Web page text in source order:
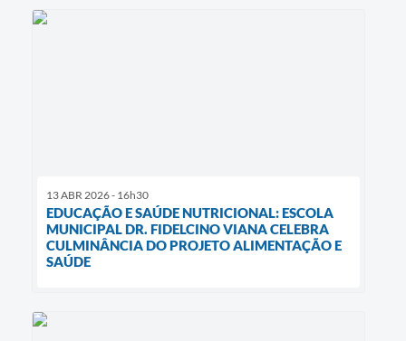
13 ABR 2026 - 16h30
EDUCAÇÃO E SAÚDE NUTRICIONAL: ESCOLA
MUNICIPAL DR. FIDELCINO VIANA CELEBRA
CULMINÂNCIA DO PROJETO ALIMENTAÇÃO E
SAÚDE